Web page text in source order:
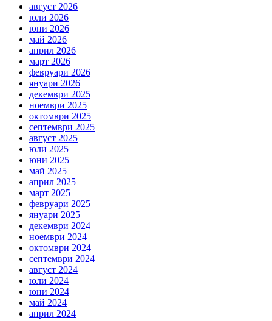
август 2026
юли 2026
юни 2026
май 2026
април 2026
март 2026
февруари 2026
януари 2026
декември 2025
ноември 2025
октомври 2025
септември 2025
август 2025
юли 2025
юни 2025
май 2025
април 2025
март 2025
февруари 2025
януари 2025
декември 2024
ноември 2024
октомври 2024
септември 2024
август 2024
юли 2024
юни 2024
май 2024
април 2024